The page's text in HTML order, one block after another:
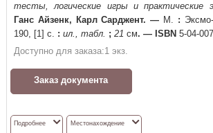
тесты, логические игры и практические
Ганс Айзенк, Карл Сарджент. — М. :
190, [1] с. : ил., табл. ; 21 см. — ISBN 5-04-
Доступно для заказа:1 экз.
Заказ документа
Подробнее Местонахождение